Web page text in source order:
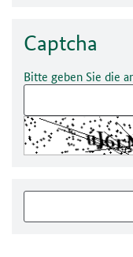
Captcha
Bitte geben Sie die